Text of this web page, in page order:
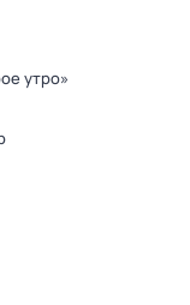
утро»